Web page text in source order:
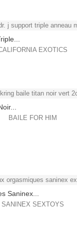
EXCLUSIVITÉ WEB !
EXOTICS
EXCLUSIVITÉ WEB !
BAILE FOR HIM
Saninex...
SANINEX SEXTOYS